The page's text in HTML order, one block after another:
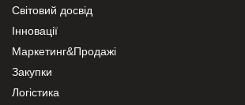
Світовий досвід
Інновації
Маркетинг&Продажі
Закупки
Логістика